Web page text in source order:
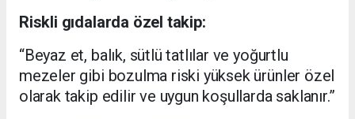
Riskli gıdalarda özel takip:
“Beyaz et, balık, sütlü tatlılar ve yoğurtlu
mezeler gibi bozulma riski yüksek ürünler özel
olarak takip edilir ve uygun koşullarda saklanır.”